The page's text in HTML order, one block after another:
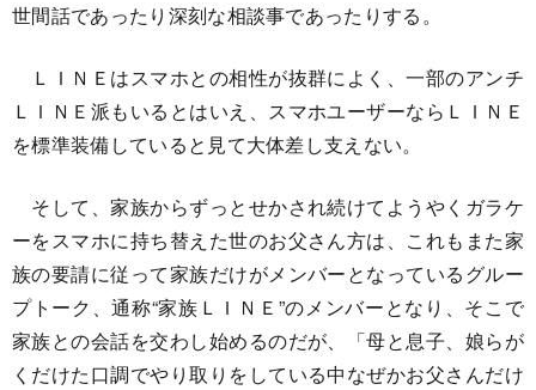
世間話であったり深刻な相談事であったりする。
ＬＩＮＥはスマホとの相性が抜群によく、一部のアンチ
ＬＩＮＥ派もいるとはいえ、スマホユーザーならＬＩＮＥ
を標準装備していると見て大体差し支えない。
そして、家族からずっとせかされ続けてようやくガラケ
ーをスマホに持ち替えた世のお父さん方は、これもまた家
族の要請に従って家族だけがメンバーとなっているグルー
プトーク、通称“家族ＬＩＮＥ”のメンバーとなり、そこで
家族との会話を交わし始めるのだが、「母と息子、娘らが
くだけた口調でやり取りをしている中なぜかお父さんだけ